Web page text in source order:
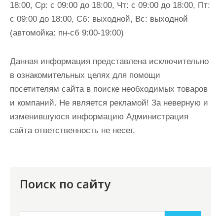
18:00, Ср: с 09:00 до 18:00, Чт: с 09:00 до 18:00, Пт:
с 09:00 до 18:00, Сб: выходной, Вс: выходной
(автомойка: пн-сб 9:00-19:00)
Данная информация представлена исключительно
в ознакомительных целях для помощи
посетителям сайта в поиске необходимых товаров
и компаний. Не является рекламой! За неверную и
изменившуюся информацию Администрация
сайта ответственность не несет.
Поиск по сайту